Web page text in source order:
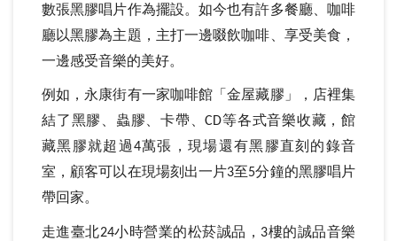
數張黑膠唱片作為擺設。如今也有許多餐廳、咖啡
廳以黑膠為主題，主打一邊啜飲咖啡、享受美食，
一邊感受音樂的美好。
例如，永康街有一家咖啡館「金屋藏膠」，店裡集
結了黑膠、蟲膠、卡帶、CD等各式音樂收藏，館
藏黑膠就超過4萬張，現場還有黑膠直刻的錄音
室，顧客可以在現場刻出一片3至5分鐘的黑膠唱片
帶回家。
走進臺北24小時營業的松菸誠品， 3樓的誠品音樂